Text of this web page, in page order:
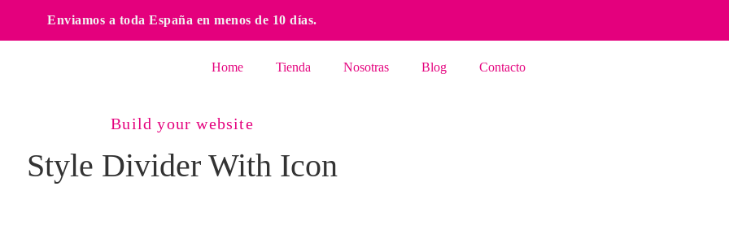
Enviamos a toda España en menos de 10 días.
Home Tienda Nosotras Blog Contacto
Build your website
Style Divider With Icon